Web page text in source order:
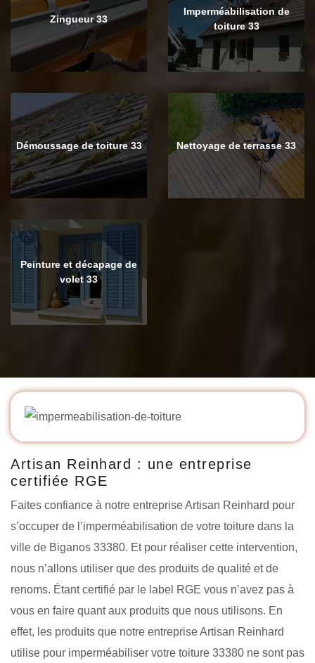
Zingueur 33
Imperméabilisation de
toiture 33
Démoussage de toiture 33 Nettoyage de terrasse 33
Peinture et décapage de
volet 33
Artisan Reinhard : une entreprise
certifiée RGE
Faites confiance à notre entreprise Artisan Reinhard pour
s’occuper de l’imperméabilisation de votre toiture dans la
ville de Biganos 33380. Et pour réaliser cette intervention,
nous n’allons utiliser que des produits de qualité et de
renoms. Étant certifié par le label RGE vous n’avez pas à
vous en faire quant aux produits que nous utilisons. En
effet, les produits que notre entreprise Artisan Reinhard
utilise pour imperméabiliser votre toiture 33380 ne sont pas